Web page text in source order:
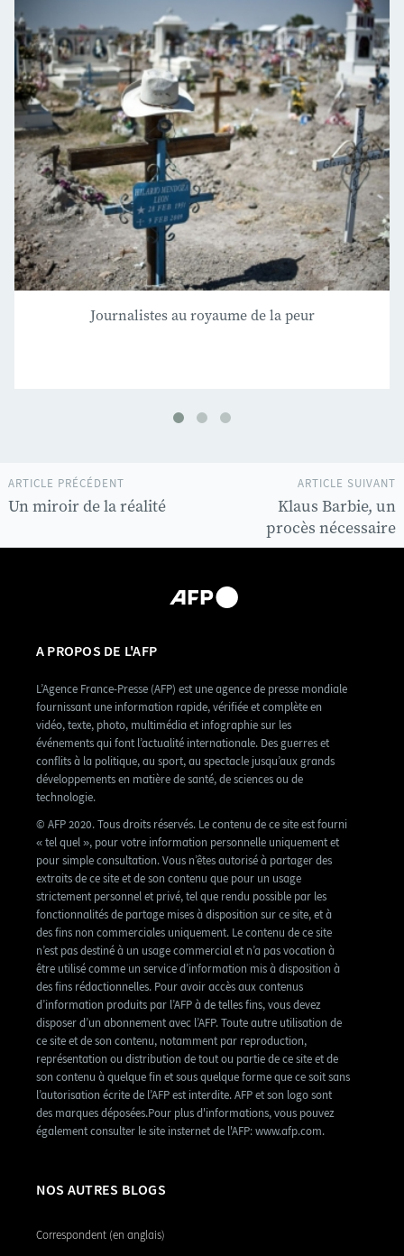
Journalistes au royaume de la peur
ARTICLE SUIVANT
Klaus Barbie, un
procès nécessaire
ARTICLE PRÉCÉDENT
Un miroir de la réalité
A PROPOS DE L'AFP
L’Agence France-Presse (AFP) est une agence de presse mondiale
fournissant une information rapide, vérifiée et complète en
vidéo, texte, photo, multimédia et infographie sur les
événements qui font l’actualité internationale. Des guerres et
conflits à la politique, au sport, au spectacle jusqu’aux grands
développements en matière de santé, de sciences ou de
technologie.
© AFP 2020. Tous droits réservés. Le contenu de ce site est fourni
« tel quel », pour votre information personnelle uniquement et
pour simple consultation. Vous n’êtes autorisé à partager des
extraits de ce site et de son contenu que pour un usage
strictement personnel et privé, tel que rendu possible par les
fonctionnalités de partage mises à disposition sur ce site, et à
des fins non commerciales uniquement. Le contenu de ce site
n’est pas destiné à un usage commercial et n’a pas vocation à
être utilisé comme un service d’information mis à disposition à
des fins rédactionnelles. Pour avoir accès aux contenus
d’information produits par l’AFP à de telles fins, vous devez
disposer d’un abonnement avec l’AFP. Toute autre utilisation de
ce site et de son contenu, notamment par reproduction,
représentation ou distribution de tout ou partie de ce site et de
son contenu à quelque fin et sous quelque forme que ce soit sans
l’autorisation écrite de l’AFP est interdite. AFP et son logo sont
des marques déposées.Pour plus d'informations, vous pouvez
également consulter le site insternet de l'AFP: www.afp.com.
NOS AUTRES BLOGS
Correspondent (en anglais)